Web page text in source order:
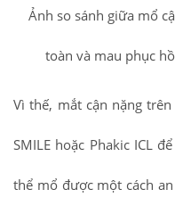
Ảnh so sánh giữa mổ
toàn và mau phục
Vì thế, mắt cận nặng
SMILE hoặc Phakic ICL
thể mổ được một cách